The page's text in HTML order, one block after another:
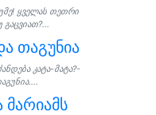
ყველას თეთრი
თაგუნია
კატა-მატა?-
მარიამს